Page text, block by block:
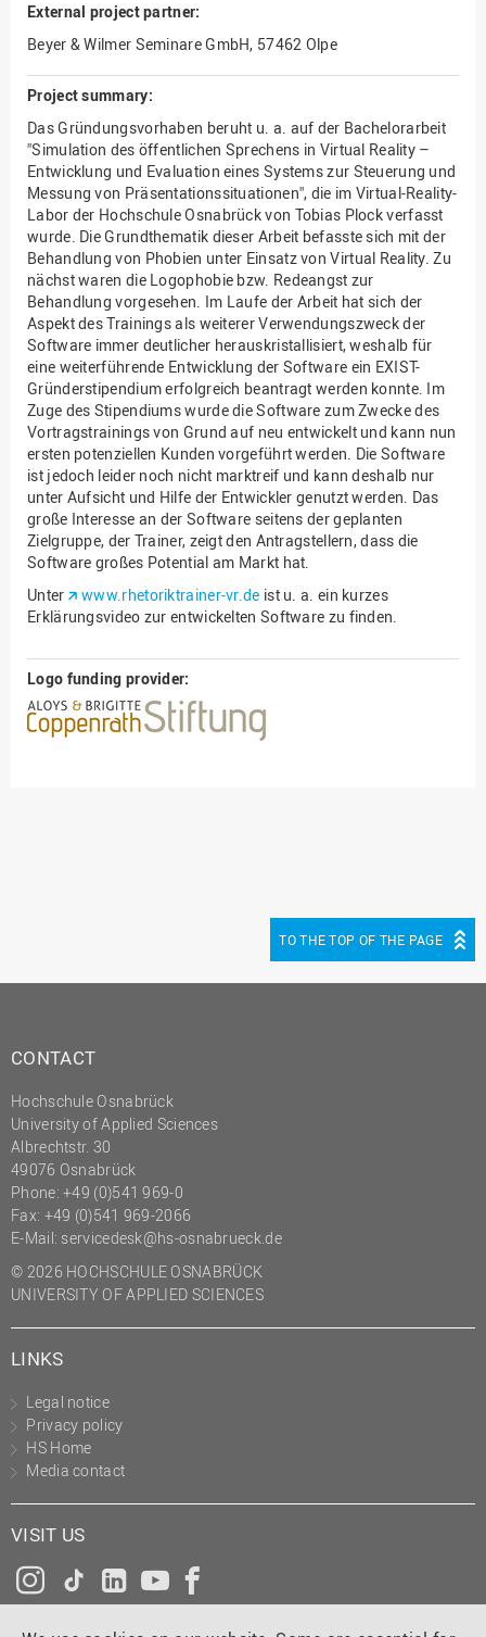
External project partner:
Beyer & Wilmer Seminare GmbH, 57462 Olpe
Project summary:
Das Gründungsvorhaben beruht u. a. auf der Bachelorarbeit
"Simulation des öffentlichen Sprechens in Virtual Reality –
Entwicklung und Evaluation eines Systems zur Steuerung und
Messung von Präsentationssituationen", die im Virtual-Reality-
Labor der Hochschule Osnabrück von Tobias Plock verfasst
wurde. Die Grundthematik dieser Arbeit befasste sich mit der
Behandlung von Phobien unter Einsatz von Virtual Reality. Zu
nächst waren die Logophobie bzw. Redeangst zur
Behandlung vorgesehen. Im Laufe der Arbeit hat sich der
Aspekt des Trainings als weiterer Verwendungszweck der
Software immer deutlicher herauskristallisiert, weshalb für
eine weiterführende Entwicklung der Software ein EXIST-
Gründerstipendium erfolgreich beantragt werden konnte. Im
Zuge des Stipendiums wurde die Software zum Zwecke des
Vortragstrainings von Grund auf neu entwickelt und kann nun
ersten potenziellen Kunden vorgeführt werden. Die Software
ist jedoch leider noch nicht marktreif und kann deshalb nur
unter Aufsicht und Hilfe der Entwickler genutzt werden. Das
große Interesse an der Software seitens der geplanten
Zielgruppe, der Trainer, zeigt den Antragstellern, dass die
Software großes Potential am Markt hat.
Unter
www.rhetoriktrainer-vr.de ist u. a. ein kurzes
Erklärungsvideo zur entwickelten Software zu finden.
Logo funding provider:
TO THE TOP OF THE PAGE
CONTACT
Hochschule Osnabrück
University of Applied Sciences
Albrechtstr. 30
49076 Osnabrück
Phone: +49 (0)541 969-0
Fax: +49 (0)541 969-2066
E-Mail: servicedesk@hs-osnabrueck.de
© 2026 HOCHSCHULE OSNABRÜCK
UNIVERSITY OF APPLIED SCIENCES
LINKS
Legal notice
Privacy policy
HS Home
Media contact
VISIT US
Instagram
Tiktok
LinkedInYouTube